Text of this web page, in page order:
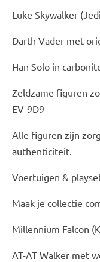
Luke Skywalker
Darth Vader met
Han Solo in
Zeldzame figuren
EV-9D9
Alle figuren zijn
authenticiteit.
Voertuigen &
Maak je collectie
Millennium Falcon
AT-AT Walker met